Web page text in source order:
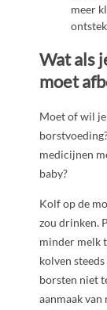
meer
Wat als
moet
Moet of wil
medicijnen
baby?
Kolf op de
zou drinken.
minder melk
kolven
borsten niet
aanmaak van